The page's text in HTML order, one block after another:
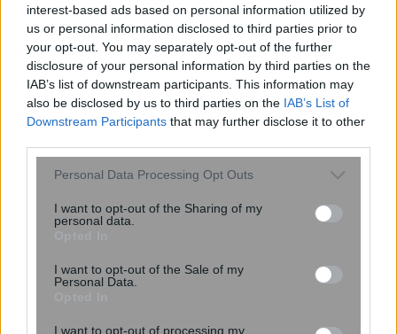
interest-based ads based on personal information utilized by
us or personal information disclosed to third parties prior to
your opt-out. You may separately opt-out of the further
disclosure of your personal information by third parties on the
IAB’s list of downstream participants. This information may
also be disclosed by us to third parties on the IAB’s List of
Downstream Participants that may further disclose it to other
Please note that this website/app uses one or more Google
not limited to your visit or usage behaviour. You may click to
grant or deny consent to Google and its third-party tags to
consent section.
Personal Data Processing Opt Outs
I want to opt-out of the Sharing of my
personal data.
I want to opt-out of the Sale of my
Personal Data.
I want to opt-out of processing my
Σκανδιναβικό bob: Το καρέ που κάνει
τα λεπτά μαλλιά να δείχνουν πιο
πλούσια – Το προτιμούν celebrities
6 φράσεις που χρησιμοποιούν οι
ναρκισσιστές στους καβγάδες για να